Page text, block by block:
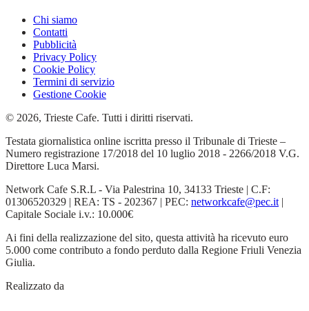
Chi siamo
Contatti
Pubblicità
Privacy Policy
Cookie Policy
Termini di servizio
Gestione Cookie
© 2026, Trieste Cafe. Tutti i diritti riservati.
Testata giornalistica online iscritta presso il Tribunale di Trieste –
Numero registrazione 17/2018 del 10 luglio 2018 - 2266/2018 V.G.
Direttore Luca Marsi.
Network Cafe S.R.L - Via Palestrina 10, 34133 Trieste | C.F:
01306520329 | REA: TS - 202367 | PEC: networkcafe@pec.it |
Capitale Sociale i.v.: 10.000€
Ai fini della realizzazione del sito, questa attività ha ricevuto euro
5.000 come contributo a fondo perduto dalla Regione Friuli Venezia
Giulia.
Realizzato da